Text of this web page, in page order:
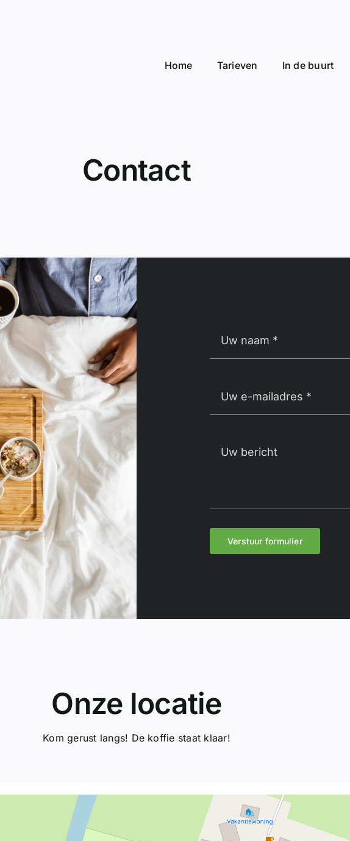
Home Tarieven In de buurt
Contact
Verstuur formulier
Onze locatie
Kom gerust langs! De koffie staat klaar!